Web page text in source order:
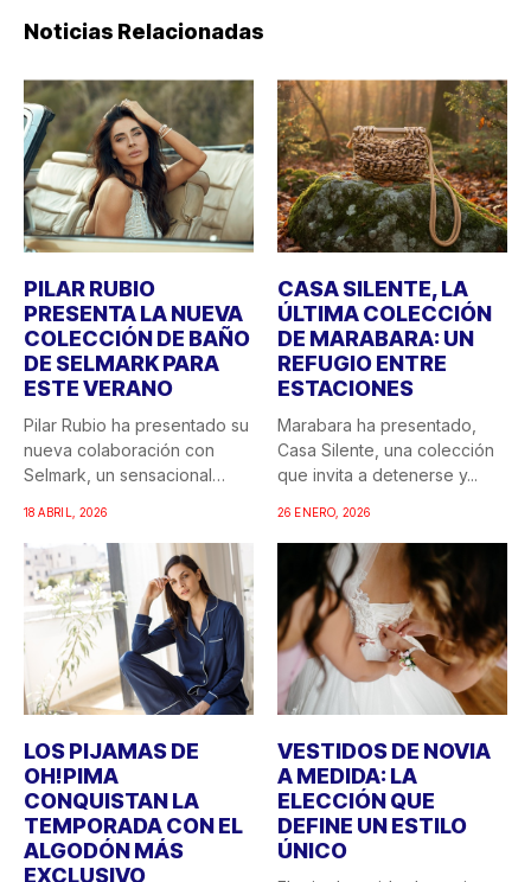
Noticias Relacionadas
PILAR RUBIO
PRESENTA LA NUEVA
COLECCIÓN DE BAÑO
DE SELMARK PARA
ESTE VERANO
Pilar Rubio ha presentado su
nueva colaboración con
Selmark, un sensacional
18 ABRIL, 2026
CASA SILENTE, LA
ÚLTIMA COLECCIÓN
DE MARABARA: UN
REFUGIO ENTRE
ESTACIONES
Marabara ha presentado,
Casa Silente, una colección
que invita a detenerse y...
26 ENERO, 2026
LOS PIJAMAS DE
OH!PIMA
CONQUISTAN LA
TEMPORADA CON EL
ALGODÓN MÁS
EXCLUSIVO
VESTIDOS DE NOVIA
A MEDIDA: LA
ELECCIÓN QUE
DEFINE UN ESTILO
ÚNICO